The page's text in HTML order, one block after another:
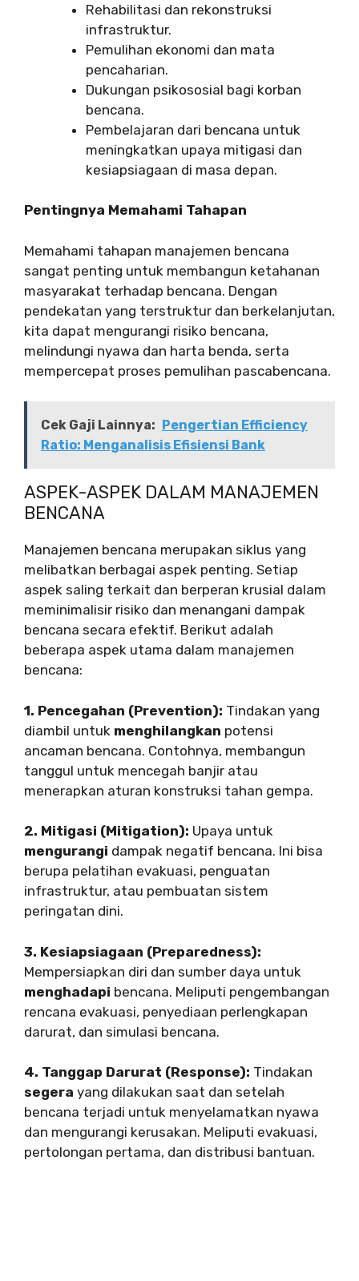
Rehabilitasi dan rekonstruksi
infrastruktur.
Pemulihan ekonomi dan mata
pencaharian.
Dukungan psikososial bagi korban
bencana.
Pembelajaran dari bencana untuk
meningkatkan upaya mitigasi dan
kesiapsiagaan di masa depan.
Pentingnya Memahami Tahapan
Memahami tahapan manajemen bencana
sangat penting untuk membangun ketahanan
masyarakat terhadap bencana. Dengan
pendekatan yang terstruktur dan berkelanjutan,
kita dapat mengurangi risiko bencana,
melindungi nyawa dan harta benda, serta
mempercepat proses pemulihan pascabencana.
Cek Gaji Lainnya: Pengertian Efficiency
Ratio: Menganalisis Efisiensi Bank
ASPEK-ASPEK DALAM MANAJEMEN
BENCANA
Manajemen bencana merupakan siklus yang
melibatkan berbagai aspek penting. Setiap
aspek saling terkait dan berperan krusial dalam
meminimalisir risiko dan menangani dampak
bencana secara efektif. Berikut adalah
beberapa aspek utama dalam manajemen
bencana:
1. Pencegahan (Prevention): Tindakan yang
diambil untuk menghilangkan potensi
ancaman bencana. Contohnya, membangun
tanggul untuk mencegah banjir atau
menerapkan aturan konstruksi tahan gempa.
2. Mitigasi (Mitigation): Upaya untuk
mengurangi dampak negatif bencana. Ini bisa
berupa pelatihan evakuasi, penguatan
infrastruktur, atau pembuatan sistem
peringatan dini.
3. Kesiapsiagaan (Preparedness):
Mempersiapkan diri dan sumber daya untuk
menghadapi bencana. Meliputi pengembangan
rencana evakuasi, penyediaan perlengkapan
darurat, dan simulasi bencana.
4. Tanggap Darurat (Response): Tindakan
segera yang dilakukan saat dan setelah
bencana terjadi untuk menyelamatkan nyawa
dan mengurangi kerusakan. Meliputi evakuasi,
pertolongan pertama, dan distribusi bantuan.